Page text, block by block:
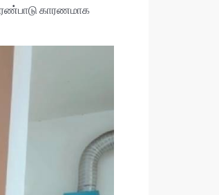
காரணமாக